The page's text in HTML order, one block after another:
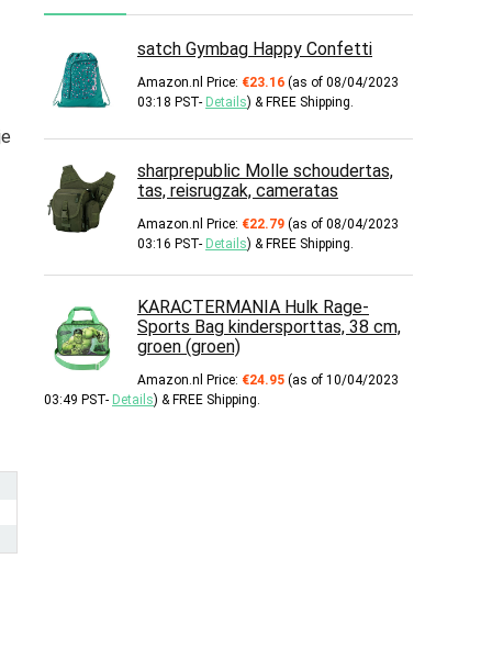
satch Gymbag Happy Confetti
Amazon.nl Price: €23.16 (as of 08/04/2023
03:18 PST- Details) & FREE Shipping.
sharprepublic Molle schoudertas,
tas, reisrugzak, cameratas
Amazon.nl Price: €22.79 (as of 08/04/2023
03:16 PST- Details) & FREE Shipping.
KARACTERMANIA Hulk Rage-
Sports Bag kindersporttas, 38 cm,
groen (groen)
Amazon.nl Price: €24.95 (as of 10/04/2023
03:49 PST- Details) & FREE Shipping.